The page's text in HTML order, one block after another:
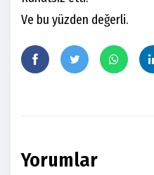
Ve bu yüzden değerli.
Yorumlar